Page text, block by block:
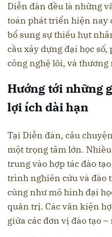
Diễn đàn đều là những
toán phát triển hiện nay
bổ sung sự thiếu hụt
cầu xây dựng đại học
công nghệ lõi, và
Hướng tới những
lợi ích dài hạn
Tại Diễn đàn, câu
một trọng tâm lớn.
trung vào hợp tác đào
trình nghiên cứu và đào
cũng như mô hình đại
quản trị. Các văn kiện
giữa các đơn vị đào tạo